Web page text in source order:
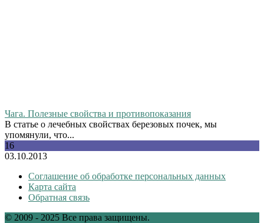
Чага. Полезные свойства и противопоказания
В статье о лечебных свойствах березовых почек, мы
упомянули, что...
16
03.10.2013
Соглашение об обработке персональных данных
Карта сайта
Обратная связь
© 2009 - 2025 Все права защищены.